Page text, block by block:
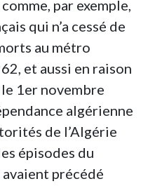
par exemple,
qui n’a cessé de
au métro
et aussi en raison
1er novembre
algérienne
de l’Algérie
épisodes du
précédé